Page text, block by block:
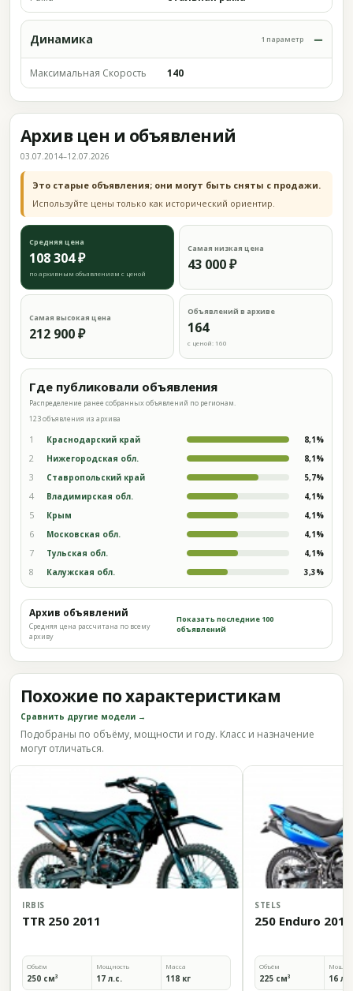
Динамика 1 параметр
Максимальная Скорость 140
Архив цен и объявлений
03.07.2014–12.07.2026
Это старые объявления; они могут быть сняты с продажи.
Используйте цены только как исторический ориентир.
Средняя цена
108 304 ₽
по архивным объявлениям с ценой
Самая низкая цена
43 000 ₽
Самая высокая цена
212 900 ₽
Объявлений в архиве
164
с ценой: 160
Где публиковали объявления
Распределение ранее собранных объявлений по регионам.
123 объявления из архива
1 Краснодарский край 8,1%
2 Нижегородская обл. 8,1%
3 Ставропольский край 5,7%
4 Владимирская обл. 4,1%
5 Крым 4,1%
6 Московская обл. 4,1%
7 Тульская обл. 4,1%
8 Калужская обл. 3,3%
Архив объявлений
Средняя цена рассчитана по всему
архиву
Показать последние 100
объявлений
Похожие по характеристикам
Сравнить другие модели →
Подобраны по объёму, мощности и году. Класс и назначение
могут отличаться.
IRBIS
TTR 250 2011
Объём
250 см³
Мощность
17 л.с.
Масса
118 кг
STELS
250 Enduro 2014
Объём
225 см³ 16